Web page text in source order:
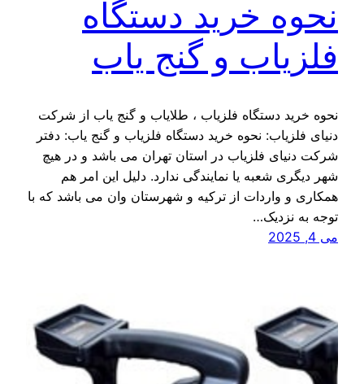
نحوه خرید دستگاه
فلزیاب و گنج یاب
نحوه خرید دستگاه فلزیاب ، طلایاب و گنج یاب از شرکت
دنیای فلزیاب: نحوه خرید دستگاه فلزیاب و گنج یاب: دفتر
شرکت دنیای فلزیاب در استان تهران می باشد و در هیچ
شهر دیگری شعبه یا نمایندگی ندارد. دلیل این امر هم
همکاری و واردات از ترکیه و شهرستان وان می باشد که با
توجه به نزدیک…
می 4, 2025